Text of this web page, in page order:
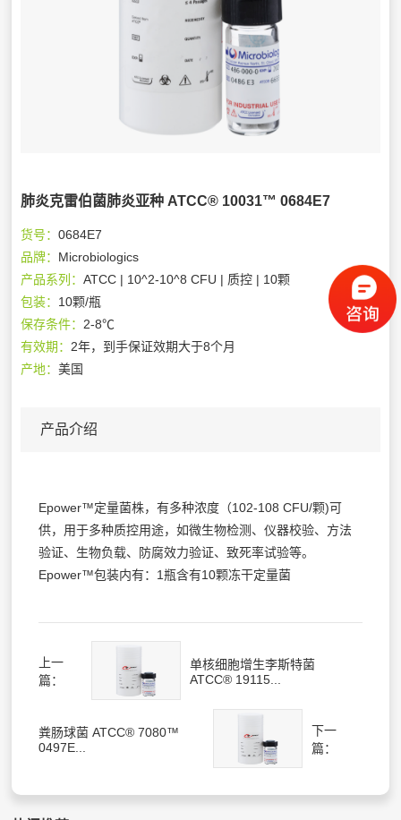
肺炎克雷伯菌肺炎亚种 ATCC® 10031™ 0684E7
货号：0684E7
品牌： Microbiologics
产品系列：ATCC | 10^2-10^8 CFU | 质控 | 10颗
包装： 10颗/瓶
保存条件：2-8℃
有效期：2年，到手保证效期大于8个月
产地：美国
产品介绍
Epower™定量菌株，有多种浓度（102-108 CFU/颗)可
供，用于多种质控用途，如微生物检测、仪器校验、方法
验证、生物负载、防腐效力验证、致死率试验等。
Epower™包装内有：1瓶含有10颗冻干定量菌
上一
篇：
单核细胞增生李斯特菌
ATCC® 19115...
粪肠球菌 ATCC® 7080™
0497E...
下一
篇：